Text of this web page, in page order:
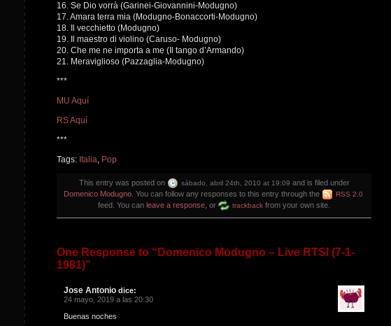
16. Se Dio vorrà (Garinei-Giovannini-Modugno)
17. Amara terra mia (Modugno-Bonaccorti-Modugno)
18. Il vecchietto (Modugno)
19. Il maestro di violino (Caruso- Modugno)
20. Che me ne importa a me (Il tango d’Armando)
21. Meraviglioso (Pazzaglia-Modugno)
***
MU Aquí
RS Aquí
***
Tags: Italia, Pop
This entry was posted on sábado, abril 24th, 2010 at 19:09 and is filed under
Domenico Modugno . You can follow any responses to this entry through the RSS 2.0
feed. You can leave a response , or trackback from your own site.
One Response to “Domenico Modugno – Live RTSI (7-1-
1981)”
Jose Antonio dice:
24 mayo, 2019 a las 20:30
Buenas noches